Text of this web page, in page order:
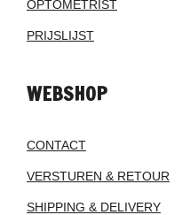
OPTOMETRIST
PRIJSLIJST
WEBSHOP
CONTACT
VERSTUREN & RETOUR
SHIPPING & DELIVERY